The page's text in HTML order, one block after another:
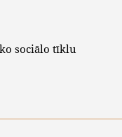
sociālo tīklu